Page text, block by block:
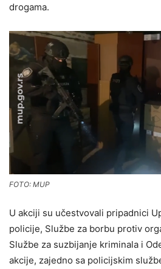
drogama.
FOTO: MUP
U akciji su učestvovali pripadnici
policije, Službe za borbu protiv
Službe za suzbijanje kriminala i
akcije, zajedno sa policijskim